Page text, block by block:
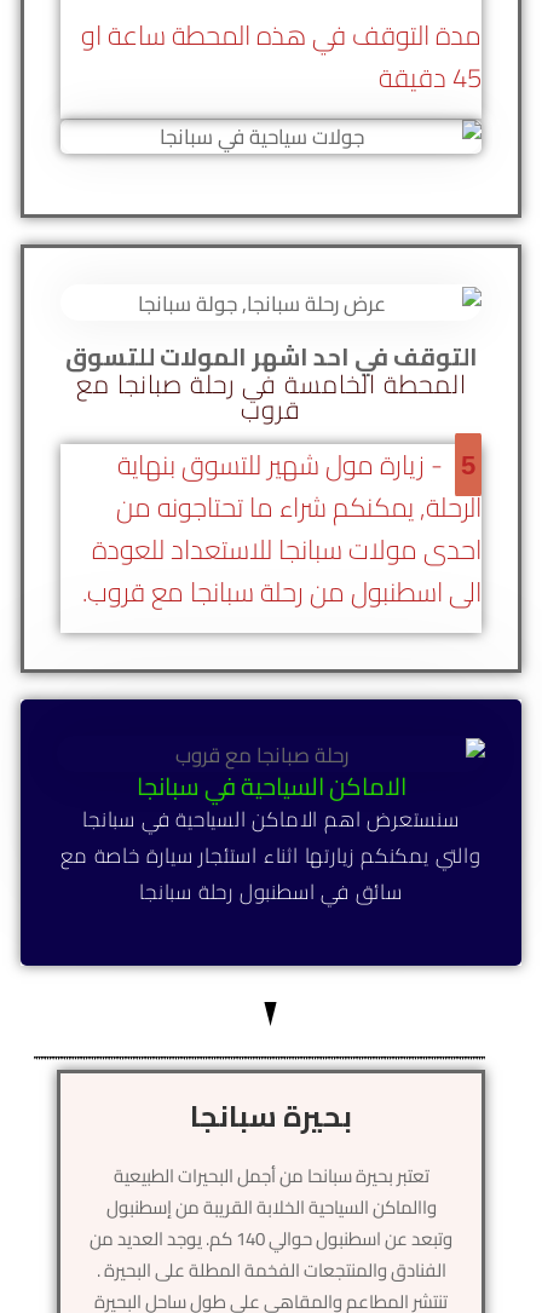
مدة التوقف في هذه المحطة ساعة او
45 دقيقة
التوقف في احد اشهر المولات للتسوق
المحطة الخامسة في رحلة صبانجا مع
قروب
5
- زيارة مول شهير للتسوق بنهاية
الرحلة, يمكنكم شراء ما تحتاجونه من
احدى مولات سبانجا للاستعداد للعودة
الى اسطنبول من رحلة سبانجا مع قروب.
الاماكن السياحية في سبانجا
سنستعرض اهم الاماكن السياحية في سبانجا
والتي يمكنكم زيارتها اثناء استئجار سيارة خاصة مع
سائق في اسطنبول رحلة سبانجا
بحيرة سبانجا
تعتبر بحيرة سبانحا من أجمل البحيرات الطبيعية
واالماكن السياحية الخلابة القريبة من إسطنبول
وتبعد عن اسطنبول حوالي 140 كم. يوجد العديد من
الفنادق والمنتجعات الفخمة المطلة على البحيرة .
تنتشر المطاعم والمقاهي على طول ساحل البحيرة